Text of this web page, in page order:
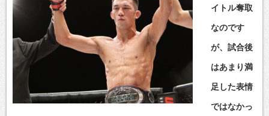
イトル奪取
なのです
が、試合後
はあまり満
足した表情
ではなかっ